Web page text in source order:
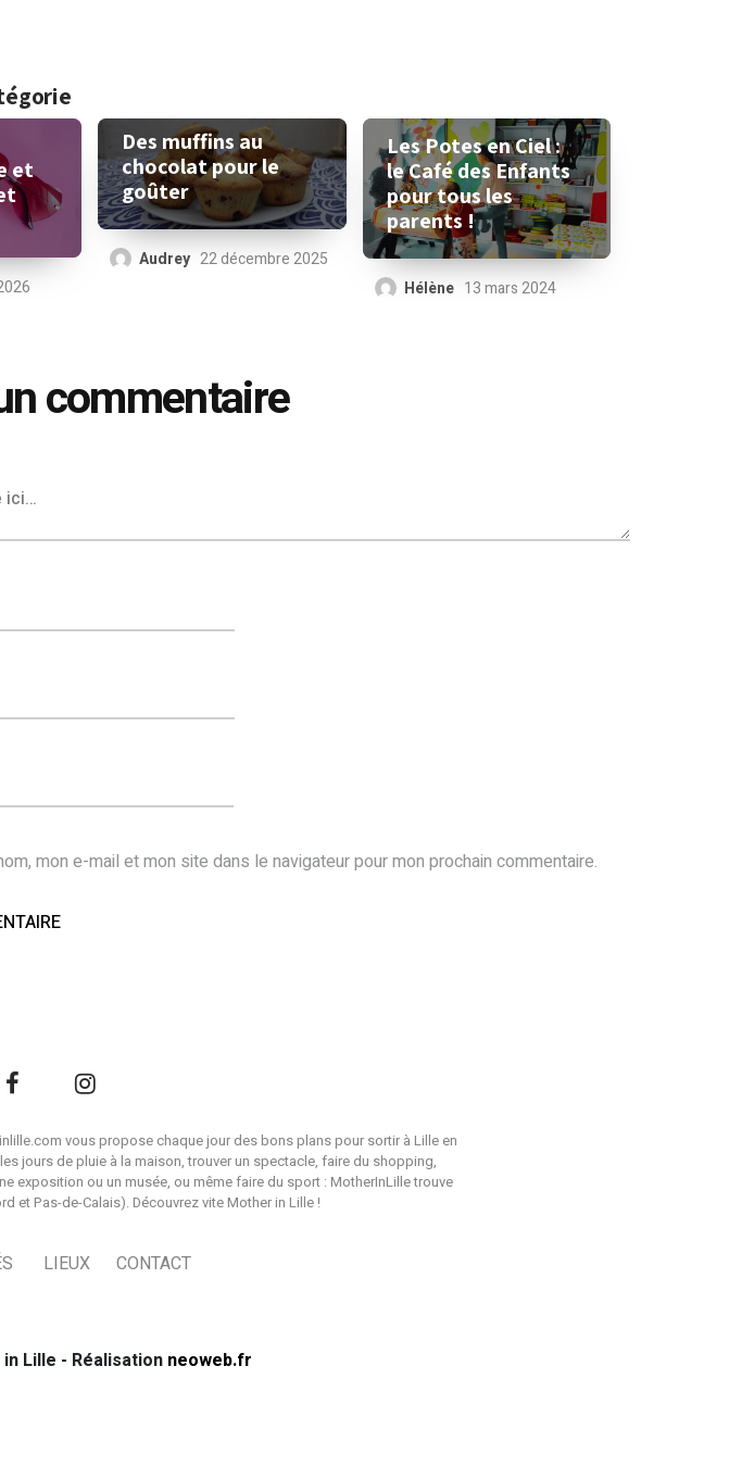
et
Des muffins au
chocolat pour le
goûter
Audrey 22 décembre 2025
Les Potes en Ciel :
le Café des Enfants
pour tous les
parents !
Hélène 13 mars 2024
commentaire
mon e-mail et mon site dans le navigateur pour mon prochain commentaire.
vous propose chaque jour des bons plans pour sortir à Lille en
jours de pluie à la maison, trouver un spectacle, faire du shopping,
exposition ou un musée, ou même faire du sport : MotherInLille trouve
et Pas-de-Calais). Découvrez vite Mother in Lille !
LIEUX CONTACT
Lille - Réalisation neoweb.fr